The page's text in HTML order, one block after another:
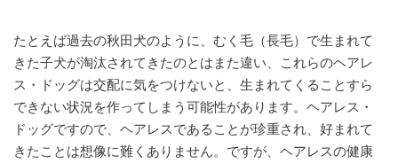
たとえば過去の秋田犬のように、むく毛（長毛）で生まれて
きた子犬が淘汰されてきたのとはまた違い、これらのヘアレ
ス・ドッグは交配に気をつけないと、生まれてくることすら
できない状況を作ってしまう可能性があります。ヘアレス・
ドッグですので、ヘアレスであることが珍重され、好まれて
きたことは想像に難くありません。ですが、ヘアレスの健康